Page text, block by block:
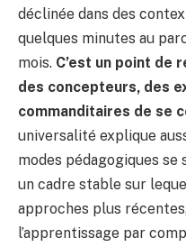
déclinée dans des
quelques minutes au
mois. C’est un point de
des concepteurs, des
commanditaires de se
universalité explique
modes pédagogiques
un cadre stable sur
approches plus récentes,
l’apprentissage par